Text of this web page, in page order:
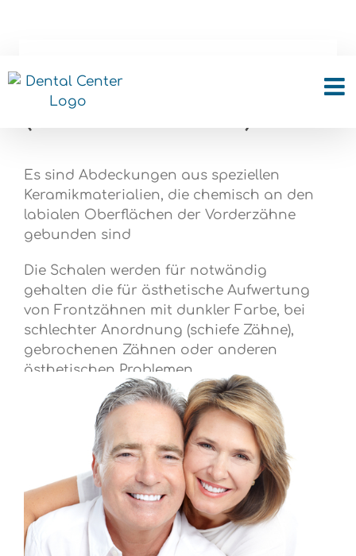
Veneers
(Verblendschalen)
Es sind Abdeckungen aus speziellen
Keramikmaterialien, die chemisch an den
labialen Oberflächen der Vorderzähne
gebunden sind
Die Schalen werden für notwändig
gehalten die für ästhetische Aufwertung
von Frontzähnen mit dunkler Farbe, bei
schlechter Anordnung (schiefe Zähne),
gebrochenen Zähnen oder anderen
ästhetischen Problemen